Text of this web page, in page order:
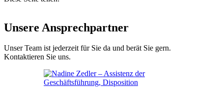
Unsere Ansprechpartner
Unser Team ist jederzeit für Sie da und berät Sie gern.
Kontaktieren Sie uns.